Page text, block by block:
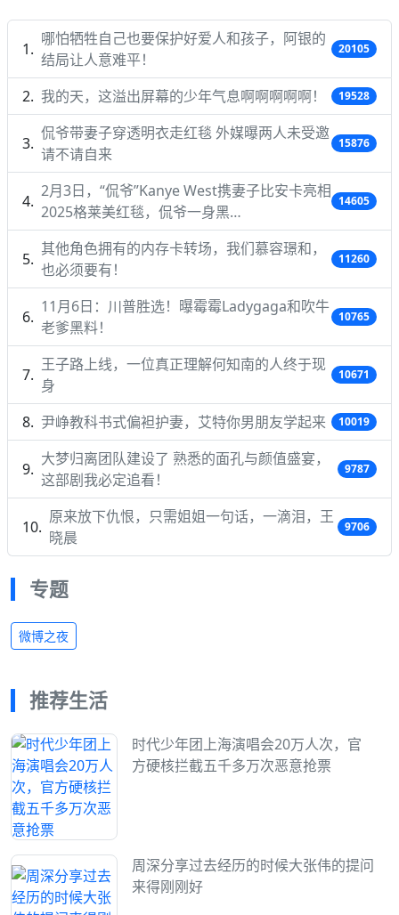
哪怕牺牲自己也要保护好爱人和孩子，阿银的
结局让人意难平！
20105
我的天，这溢出屏幕的少年气息啊啊啊啊啊！ 19528
侃爷带妻子穿透明衣走红毯 外媒曝两人未受邀
请不请自来
15876
2月3日，“侃爷”Kanye West携妻子比安卡亮相
2025格莱美红毯，侃爷一身黑…
14605
其他角色拥有的内存卡转场，我们慕容璟和，
也必须要有！
11260
11月6日：川普胜选！曝霉霉Ladygaga和吹牛
老爹黑料！
10765
王子路上线，一位真正理解何知南的人终于现
身
10671
尹峥教科书式偏袒护妻，艾特你男朋友学起来 10019
大梦归离团队建设了 熟悉的面孔与颜值盛宴，
这部剧我必定追看！
9787
原来放下仇恨，只需姐姐一句话，一滴泪，王
晓晨
9706
专题
微博之夜
推荐生活
时代少年团上海演唱会20万人次，官
方硬核拦截五千多万次恶意抢票
周深分享过去经历的时候大张伟的提问
来得刚刚好